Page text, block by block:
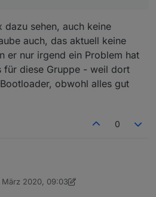
dazu sehen, auch keine
auch, das aktuell keine
er nur irgend ein Problem hat
für diese Gruppe - weil dort
obwohl alles gut
0
es gerne bei mir integrieren.
auf dem Schlauch wo ich
datenpunkt für die vis-anzeige
März 2020, 09:03
liv-in-sky